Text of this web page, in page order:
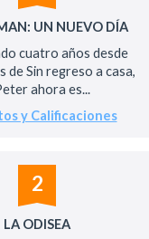
UN NUEVO DÍA
cuatro años desde
de Sin regreso a casa,
ahora es...
y Calificaciones
2
LA ODISEA